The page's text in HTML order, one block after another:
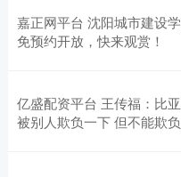
嘉正网平台 沈阳城市建设
免预约开放，快来观赏！
亿盛配资平台 王传福：比
被别人欺负一下 但不能欺